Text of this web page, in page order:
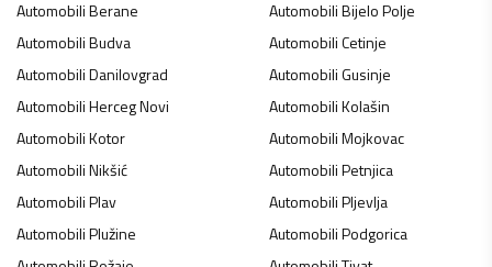
AutomobiliBerane AutomobiliBijelo Polje
AutomobiliBudva AutomobiliCetinje
AutomobiliDanilovgrad AutomobiliGusinje
AutomobiliHerceg Novi AutomobiliKolašin
AutomobiliKotor AutomobiliMojkovac
AutomobiliNikšić AutomobiliPetnjica
AutomobiliPlav AutomobiliPljevlja
AutomobiliPlužine AutomobiliPodgorica